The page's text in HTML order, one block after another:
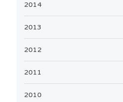
2014
2013
2012
2011
2010